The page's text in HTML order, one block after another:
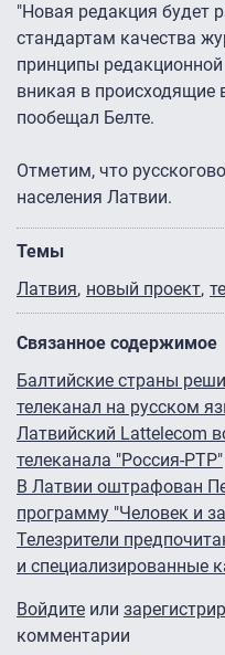
"Новая редакция будет
стандартам качества
принципы
вникая в происходящие
пообещал Белте.
Отметим, что
населения Латвии.
Темы
Латвия новый проект
Связанное содержимое
Балтийские страны
телеканал на русском
Латвийский Lattelecom
телеканала "Россия-РТР"
В Латвии оштрафован
программу "Человек и
Телезрители
и специализированные
Войдите или
комментарии